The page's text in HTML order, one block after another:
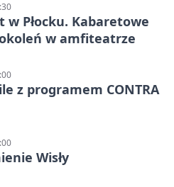
w Płocku. Kabaretowe
w amfiteatrze
z programem CONTRA
Wisły